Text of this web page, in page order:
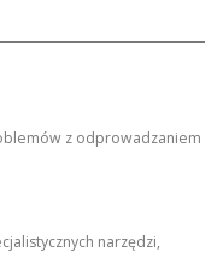
z odprowadzaniem
narzędzi,